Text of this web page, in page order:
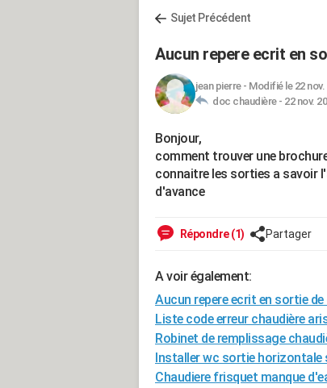
Sujet Précédent
Aucun repere ecrit en
jean pierre- Modifié le 22 nov.
doc chaudière - 22 nov.
Bonjour,
comment trouver une
connaitre les sorties a savoir
d'avance
Répondre (1) Partager
A voir également:
Aucun repere ecrit en sortie de
Liste code erreur chaudière
Robinet de remplissage
Installer wc sortie horizontale
Chaudiere frisquet manque